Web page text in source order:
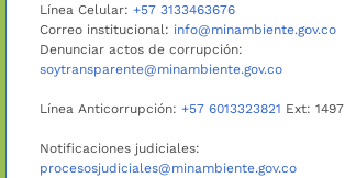
Línea Celular: +57 3133463676
Correo institucional: info@minambiente.gov.co
Denunciar actos de corrupción:
soytransparente@minambiente.gov.co
Línea Anticorrupción: +57 6013323821 Ext: 1497
Notificaciones judiciales:
procesosjudiciales@minambiente.gov.co